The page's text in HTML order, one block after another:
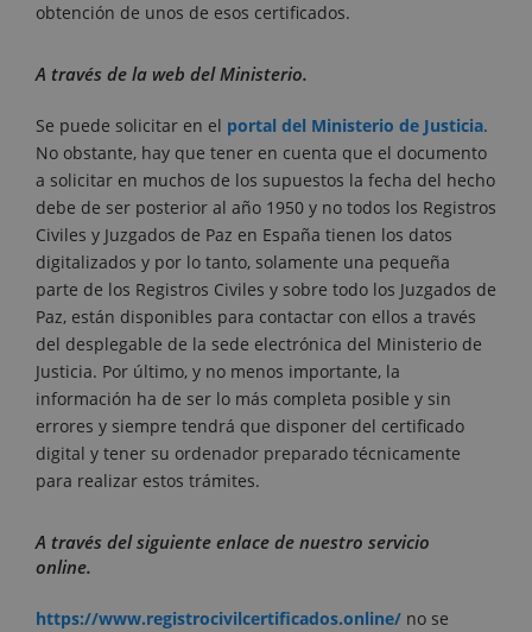
obtención de unos de esos certificados.
A través de la web del Ministerio.
Se puede solicitar en el portal del Ministerio de Justicia.
No obstante, hay que tener en cuenta que el documento
a solicitar en muchos de los supuestos la fecha del hecho
debe de ser posterior al año 1950 y no todos los Registros
Civiles y Juzgados de Paz en España tienen los datos
digitalizados y por lo tanto, solamente una pequeña
parte de los Registros Civiles y sobre todo los Juzgados de
Paz, están disponibles para contactar con ellos a través
del desplegable de la sede electrónica del Ministerio de
Justicia. Por último, y no menos importante, la
información ha de ser lo más completa posible y sin
errores y siempre tendrá que disponer del certificado
digital y tener su ordenador preparado técnicamente
para realizar estos trámites.
A través del siguiente enlace de nuestro servicio
online.
https://www.registrocivilcertificados.online/ no se